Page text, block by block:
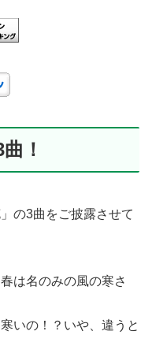
！
の3曲をご披露させて
は名のみの風の寒さ
いの！？いや、違うと